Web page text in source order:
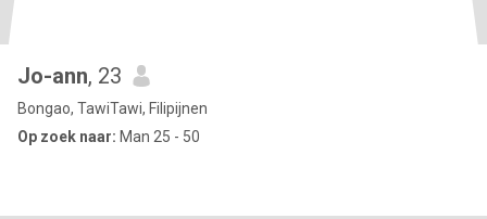
Jo-ann, 23
Bongao, TawiTawi, Filipijnen
Op zoek naar: Man 25 - 50